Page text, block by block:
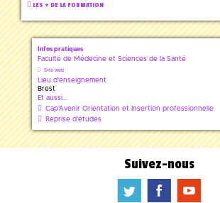
LES + DE LA FORMATION
Infos pratiques
Faculté de Médecine et Sciences de la Santé
Site web
Lieu d'enseignement
Brest
Et aussi...
Cap'Avenir Orientation et Insertion professionnelle
Reprise d'études
Suivez-nous
a b f